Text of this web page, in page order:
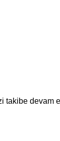
takibe devam